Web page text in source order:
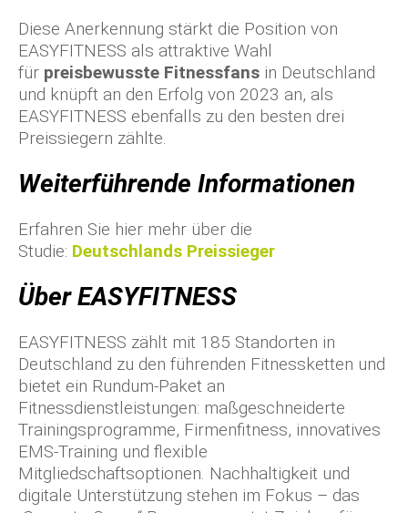
Diese Anerkennung stärkt die Position von
EASYFITNESS als attraktive Wahl
für preisbewusste Fitnessfans in Deutschland
und knüpft an den Erfolg von 2023 an, als
EASYFITNESS ebenfalls zu den besten drei
Preissiegern zählte.
Weiterführende Informationen
Erfahren Sie hier mehr über die
Studie: Deutschlands Preissieger
Über EASYFITNESS
EASYFITNESS zählt mit 185 Standorten in
Deutschland zu den führenden Fitnessketten und
bietet ein Rundum-Paket an
Fitnessdienstleistungen: maßgeschneiderte
Trainingsprogramme, Firmenfitness, innovatives
EMS-Training und flexible
Mitgliedschaftsoptionen. Nachhaltigkeit und
digitale Unterstützung stehen im Fokus – das